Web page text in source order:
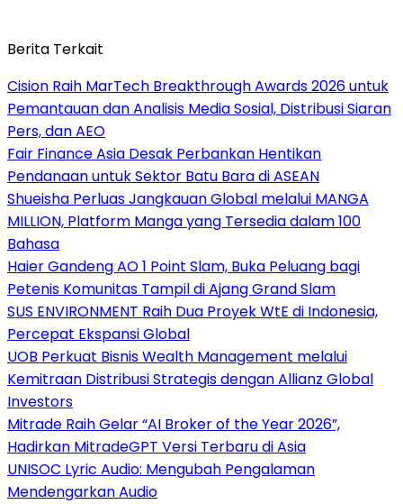
Berita Terkait
Cision Raih MarTech Breakthrough Awards 2026 untuk
Pemantauan dan Analisis Media Sosial, Distribusi Siaran
Pers, dan AEO
Fair Finance Asia Desak Perbankan Hentikan
Pendanaan untuk Sektor Batu Bara di ASEAN
Shueisha Perluas Jangkauan Global melalui MANGA
MILLION, Platform Manga yang Tersedia dalam 100
Bahasa
Haier Gandeng AO 1 Point Slam, Buka Peluang bagi
Petenis Komunitas Tampil di Ajang Grand Slam
SUS ENVIRONMENT Raih Dua Proyek WtE di Indonesia,
Percepat Ekspansi Global
UOB Perkuat Bisnis Wealth Management melalui
Kemitraan Distribusi Strategis dengan Allianz Global
Investors
Mitrade Raih Gelar “AI Broker of the Year 2026”,
Hadirkan MitradeGPT Versi Terbaru di Asia
UNISOC Lyric Audio: Mengubah Pengalaman
Mendengarkan Audio